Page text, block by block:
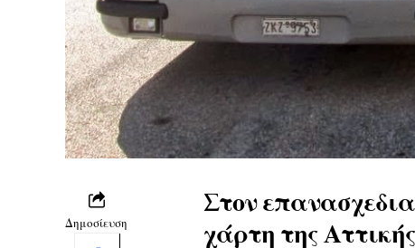
Δημοσίευση
Στον
χάρτη της